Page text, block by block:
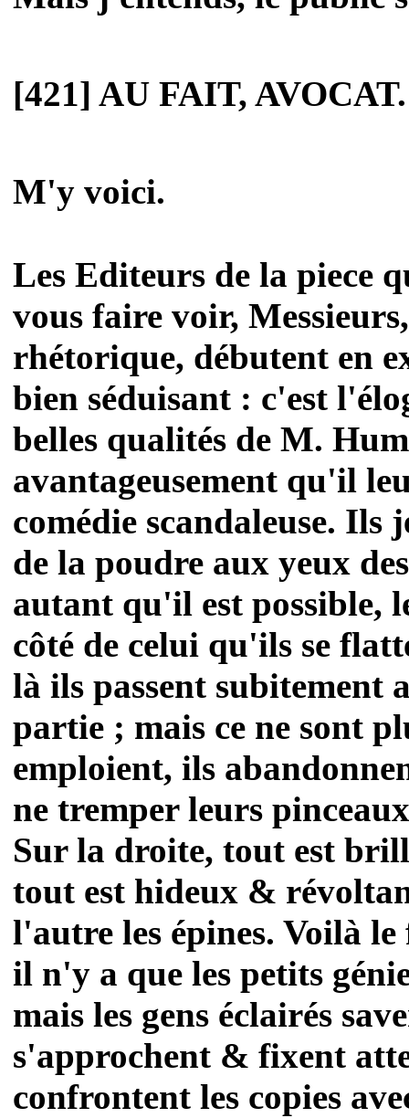
[421] AU FAIT, AVOCAT.
M'y voici.
Les Editeurs de la piece
vous faire voir,
rhétorique, débutent en
bien séduisant : c'est
belles qualités de M.
avantageusement qu'il
comédie scandaleuse. Ils
de la poudre aux yeux
autant qu'il est possible,
côté de celui qu'ils se
là ils passent subitement
partie ; mais ce ne sont
emploient, ils
ne tremper leurs
Sur la droite, tout est
tout est hideux &
l'autre les épines. Voilà
il n'y a que les petits
mais les gens éclairés
s'approchent & fixent
confrontent les copies